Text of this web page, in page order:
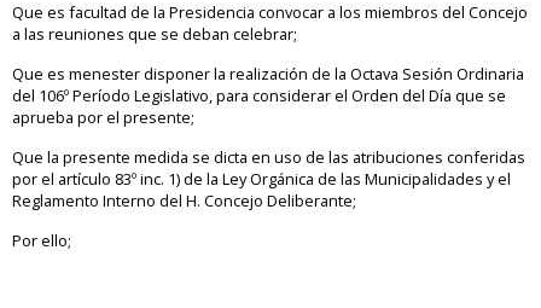
Que es facultad de la Presidencia convocar a los miembros del Concejo
a las reuniones que se deban celebrar;
Que es menester disponer la realización de la Octava Sesión Ordinaria
del 106º Período Legislativo, para considerar el Orden del Día que se
aprueba por el presente;
Que la presente medida se dicta en uso de las atribuciones conferidas
por el artículo 83º inc. 1) de la Ley Orgánica de las Municipalidades y el
Reglamento Interno del H. Concejo Deliberante;
Por ello;